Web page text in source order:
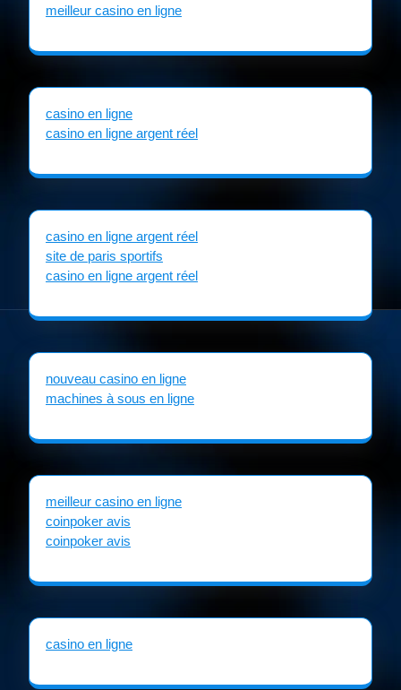
meilleur casino en ligne
casino en ligne
casino en ligne argent réel
casino en ligne argent réel
site de paris sportifs
casino en ligne argent réel
nouveau casino en ligne
machines à sous en ligne
meilleur casino en ligne
coinpoker avis
coinpoker avis
casino en ligne